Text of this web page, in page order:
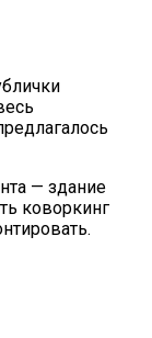
— здание
коворкинг